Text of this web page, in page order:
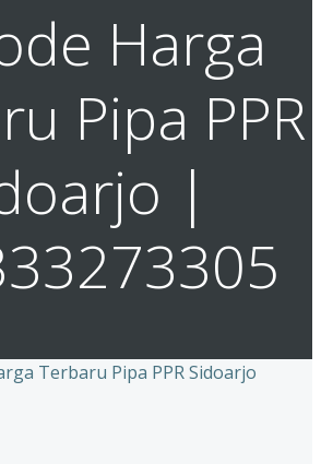
Harga
Pipa PPR
|